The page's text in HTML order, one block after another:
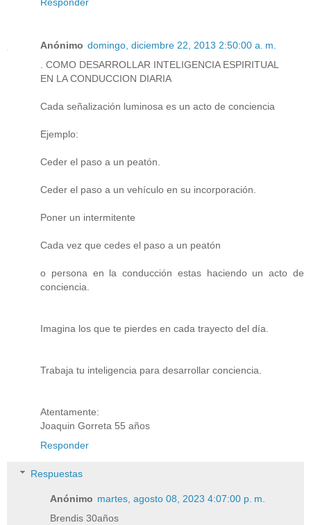
Anónimo domingo, diciembre 22, 2013 2:50:00 a. m.
. COMO DESARROLLAR INTELIGENCIA ESPIRITUAL
EN LA CONDUCCION DIARIA
Cada señalización luminosa es un acto de conciencia
Ejemplo:
Ceder el paso a un peatón.
Ceder el paso a un vehículo en su incorporación.
Poner un intermitente
Cada vez que cedes el paso a un peatón
o persona en la conducción estas haciendo un acto de
conciencia.
Imagina los que te pierdes en cada trayecto del día.
Trabaja tu inteligencia para desarrollar conciencia.
Atentamente:
Joaquin Gorreta 55 años
Responder
Respuestas
Anónimo martes, agosto 08, 2023 4:07:00 p. m.
Brendis 30años